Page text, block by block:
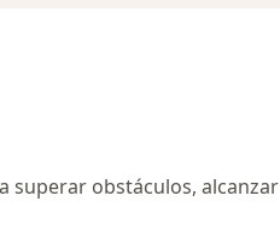
superar obstáculos, alcanzar